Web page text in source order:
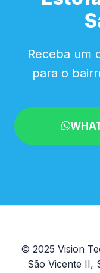
Receba um
para o
© 2025 Vision
São Vicente II,